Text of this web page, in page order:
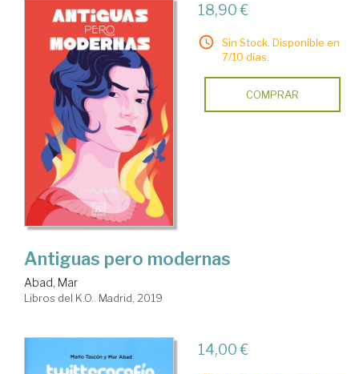
18,90 €
Sin Stock. Disponible en
7/10 días.
COMPRAR
Antiguas pero modernas
Abad, Mar
Libros del K.O.. Madrid, 2019
14,00 €